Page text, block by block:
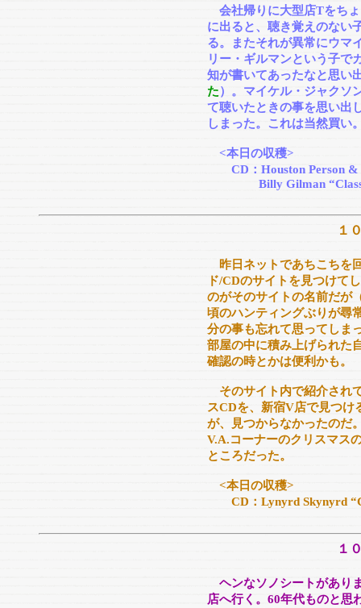
会社帰りに大型店Tをち
に出ると、聴き覚えのない
る。またそれが異常にウマ
リー・ギルマンという子で
知が書いてあったなと思い
た）。マイケル・ジャクソ
て聴いたときの事を思い出
しまった。これは当然買い
<本日の収穫>
CD：Houston Person &
Billy Gilman “Classic
１
昨日ネットであちこちを
ド/CDのサイトを見つけて
のがそのサイトの名前だが
頃のハンティングぶりが尋
分の事も忘れて思ってしま
部屋の中に積み上げられた
確認の時とかは便利かも。
そのサイト内で紹介され
スCDを、新宿V店で見つけ
が、見つからなかったのだ
V.A.コーナーのクリスマス
ところだった。
<本日の収穫>
CD：Lynyrd Skynyrd
１
ヘンなソノシートがあり
店へ行く。60年代ものと思